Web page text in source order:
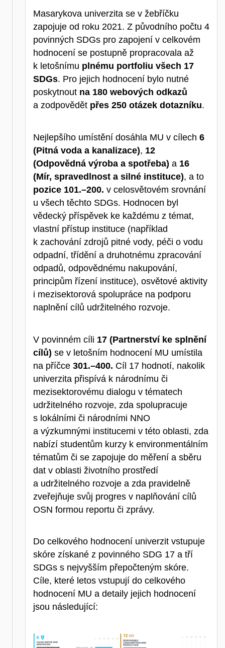
Masarykova univerzita se v žebříčku
zapojuje od roku 2021. Z původního počtu 4
povinných SDGs pro zapojení v celkovém
hodnocení se postupně propracovala až
k letošnímu plnému portfoliu všech 17
SDGs. Pro jejich hodnocení bylo nutné
poskytnout na 180 webových odkazů
a zodpovědět přes 250 otázek dotazníku.
Nejlepšího umístění dosáhla MU v cílech 6
(Pitná voda a kanalizace), 12
(Odpovědná výroba a spotřeba) a 16
(Mír, spravedlnost a silné instituce), a to
pozice 101.–200. v celosvětovém srovnání
u všech těchto SDGs. Hodnocen byl
vědecký příspěvek ke každému z témat,
vlastní přístup instituce (například
k zachování zdrojů pitné vody, péči o vodu
odpadní, třídění a druhotnému zpracování
odpadů, odpovědnému nakupování,
principům řízení instituce), osvětové aktivity
i mezisektorová spolupráce na podporu
naplnění cílů udržitelného rozvoje.
V povinném cíli 17 (Partnerství ke splnění
cílů) se v letošním hodnocení MU umístila
na příčce 301.–400. Cíl 17 hodnotí, nakolik
univerzita přispívá k národnímu či
mezisektorovému dialogu v tématech
udržitelného rozvoje, zda spolupracuje
s lokálními či národními NNO
a výzkumnými institucemi v této oblasti, zda
nabízí studentům kurzy k environmentálním
tématům či se zapojuje do měření a sběru
dat v oblasti životního prostředí
a udržitelného rozvoje a zda pravidelně
zveřejňuje svůj progres v naplňování cílů
OSN formou reportu či zprávy.
Do celkového hodnocení univerzit vstupuje
skóre získané z povinného SDG 17 a tří
SDGs s nejvyšším přepočteným skóre.
Cíle, které letos vstupují do celkového
hodnocení MU a detaily jejich hodnocení
jsou následující: